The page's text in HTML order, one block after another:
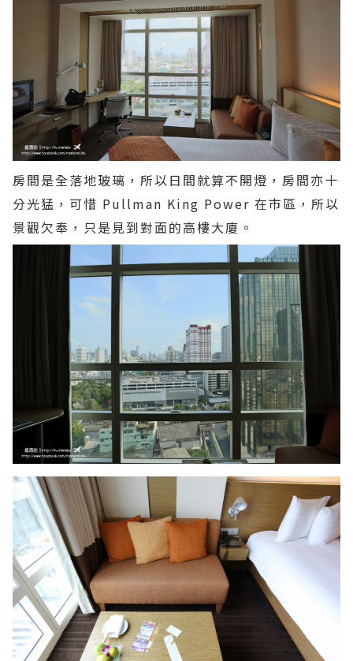
房間是全落地玻璃，所以日間就算不開燈，房間亦十
分光猛，可惜 Pullman King Power 在市區，所以
景觀欠奉，只是見到對面的高樓大廈。